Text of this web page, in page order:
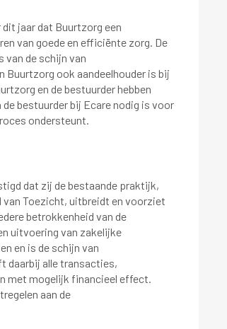
jaar dat Buurtzorg een
van goede en efficiënte zorg. De
van de schijn van
Buurtzorg ook aandeelhouder is bij
en de bestuurder hebben
bestuurder bij Ecare nodig is voor
ondersteunt.
dat zij de bestaande praktijk,
Toezicht, uitbreidt en voorziet
betrokkenheid van de
uitvoering van zakelijke
en is de schijn van
daarbij alle transacties,
met mogelijk financieel effect.
aan de